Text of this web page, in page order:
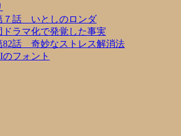
７話 いとしのロンダ
ドラマ化で発覚した事実
82話 奇妙なストレス解消法
フォント